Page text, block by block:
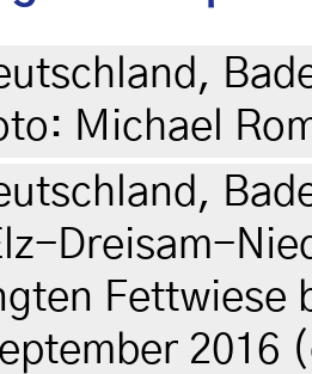
Michael
Dreisam-
Fettwiese
2016